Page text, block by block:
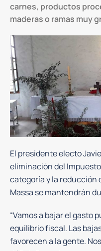
carnes, productos
maderas o ramas muy
El presidente electo
eliminación del
categoría y la reducción
Massa se mantendrán
“Vamos a bajar el gasto
equilibrio fiscal. Las
favorecen a la gente.